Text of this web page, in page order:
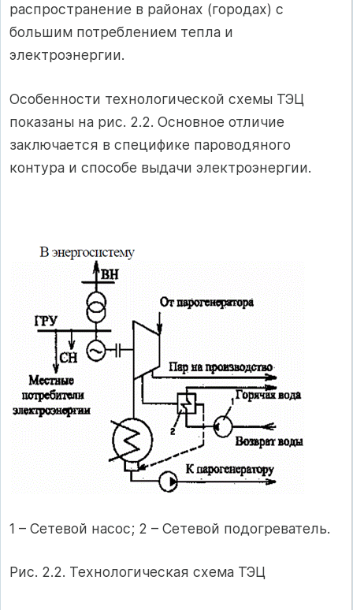
распространение в районах (городах) с
большим потреблением тепла и
электроэнергии.
Особенности технологической схемы ТЭЦ
показаны на рис. 2.2. Основное отличие
заключается в специфике пароводяного
контура и способе выдачи электроэнергии.
1 – Сетевой насос; 2 – Сетевой подогреватель.
Рис. 2.2. Технологическая схема ТЭЦ